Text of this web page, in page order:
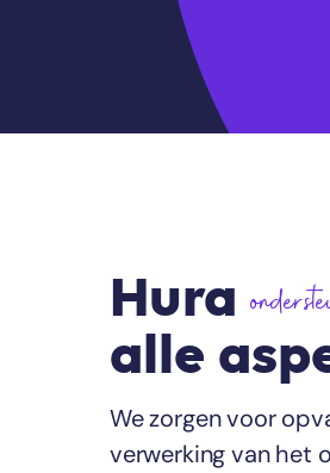
Hura
alle
We zorgen voor
verwerking van het